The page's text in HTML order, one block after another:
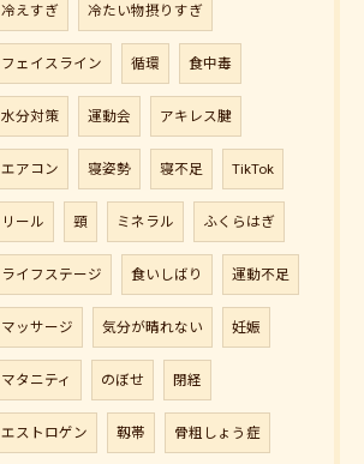
冷えすぎ 冷たい物摂りすぎ
フェイスライン 循環 食中毒
水分対策 運動会 アキレス腱
エアコン 寝姿勢 寝不足 TikTok
リール 頸 ミネラル ふくらはぎ
ライフステージ 食いしばり 運動不足
マッサージ 気分が晴れない 妊娠
マタニティ のぼせ 閉経
エストロゲン 靱帯 骨粗しょう症